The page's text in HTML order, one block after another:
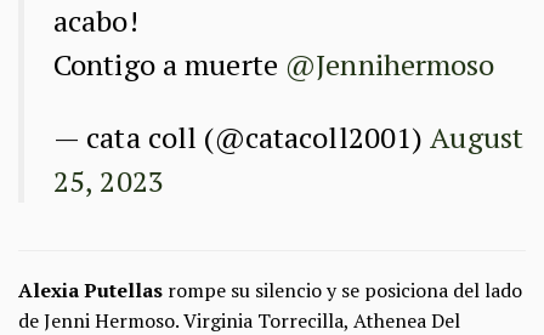
acabo!
Contigo a muerte @Jennihermoso
— cata coll (@catacoll2001)August
25, 2023
Alexia Putellas rompe su silencio y se posiciona del lado
de Jenni Hermoso. Virginia Torrecilla, Athenea Del